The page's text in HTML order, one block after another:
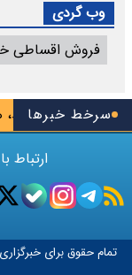
سرخط خبرها
خبرنگار متعهد،
وب گردی
فروش اقساطی
ارتباط
تمام حقوق برای خبرگزاری